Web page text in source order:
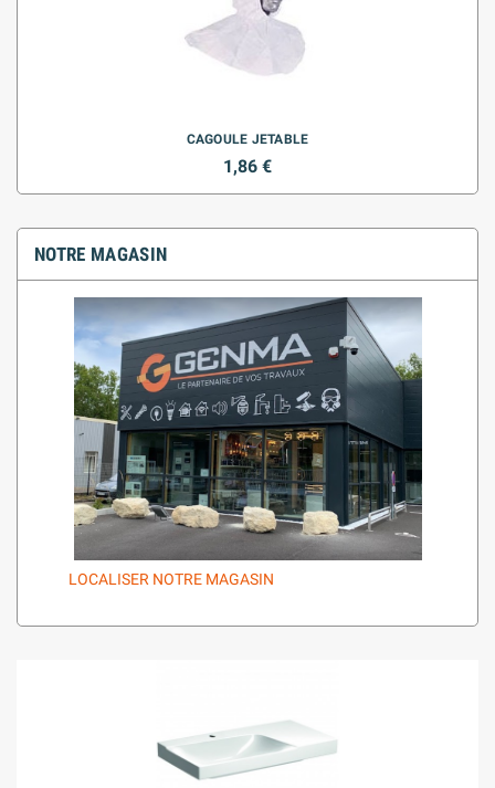
CAGOULE JETABLE
1,86 €
NOTRE MAGASIN
LOCALISER NOTRE MAGASIN